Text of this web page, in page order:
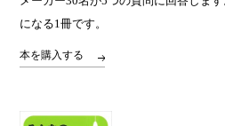
になる1冊です。
本を購入する